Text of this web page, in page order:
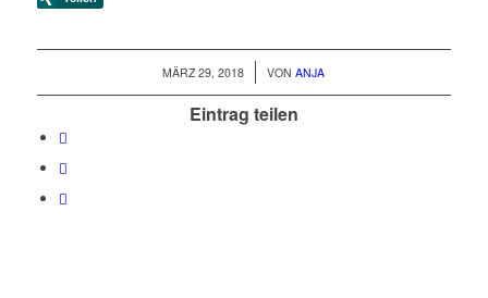
MÄRZ 29, 2018
/ VONANJA
Eintrag teilen